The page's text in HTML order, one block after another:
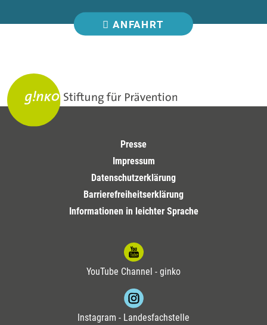
ANFAHRT
Presse
Impressum
Datenschutzerklärung
Barrierefreiheitserklärung
Informationen in leichter Sprache
YouTube Channel - ginko
Instagram - Landesfachstelle